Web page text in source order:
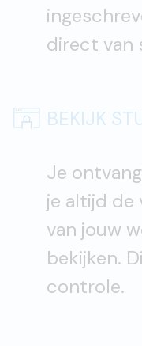
direct van
BEKIJK
Je
je altijd de
van jouw
bekijken.
controle.